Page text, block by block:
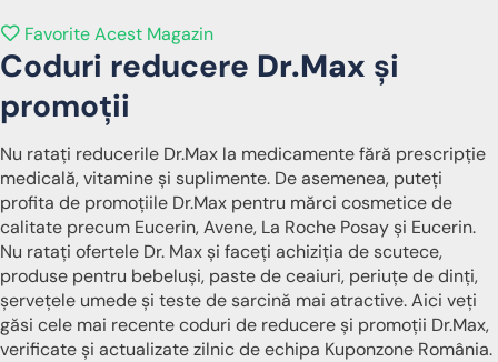
Favorite Acest Magazin
Coduri reducere Dr.Max și
promoții
Nu ratați reducerile Dr.Max la medicamente fără prescripție
medicală, vitamine și suplimente. De asemenea, puteți
profita de promoțiile Dr.Max pentru mărci cosmetice de
calitate precum Eucerin, Avene, La Roche Posay și Eucerin.
Nu ratați ofertele Dr. Max și faceți achiziția de scutece,
produse pentru bebeluși, paste de ceaiuri, periuțe de dinți,
șervețele umede și teste de sarcină mai atractive. Aici veți
găsi cele mai recente coduri de reducere și promoții Dr.Max,
verificate și actualizate zilnic de echipa Kuponzone România.